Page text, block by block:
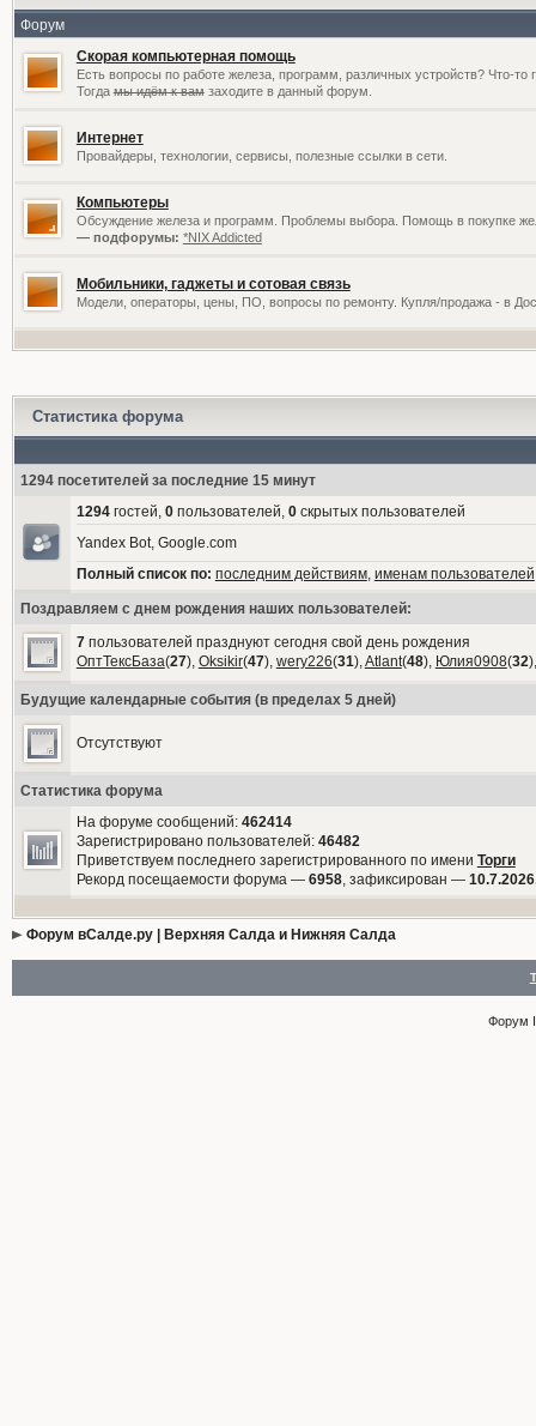
Форум
Скорая компьютерная помощь
Есть вопросы по работе железа, программ, различных устройств? Что-то
Тогдамы идём к вамзаходите в данный форум.
Интернет
Провайдеры, технологии, сервисы, полезные ссылки в сети.
Компьютеры
Обсуждение железа и программ. Проблемы выбора. Помощь в покупке
— подфорумы: *NIX Addicted
Мобильники, гаджеты и сотовая связь
Модели, операторы, цены, ПО, вопросы по ремонту. Купля/продажа - в
Статистика форума
1294 посетителей за последние 15 минут
1294гостей, 0пользователей, 0скрытых пользователей
Yandex Bot, Google.com
Полный список по: последним действиям, именам пользователей
Поздравляем с днем рождения наших пользователей:
7пользователей празднуют сегодня свой день рождения
ОптТексБаза(27), Oksikir(47), wery226(31),Atlant(48), Юлия0908(32
Будущие календарные события (в пределах 5 дней)
Отсутствуют
Статистика форума
На форуме сообщений: 462414
Зарегистрировано пользователей: 46482
Приветствуем последнего зарегистрированного по имени Торги
Рекорд посещаемости форума — 6958, зафиксирован —
Форум вСалде.ру | Верхняя Салда и Нижняя Салда
Форум